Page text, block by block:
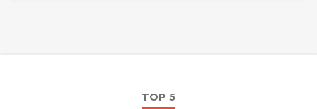
TOP 5